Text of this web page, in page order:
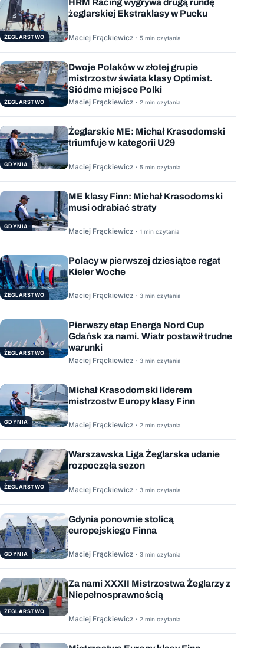
ŻEGLARSTWO
HRM Racing wygrywa drugą rundę
żeglarskiej Ekstraklasy w Pucku
Maciej Frąckiewicz · 5 min czytania
ŻEGLARSTWO
Dwoje Polaków w złotej grupie
mistrzostw świata klasy Optimist.
Siódme miejsce Polki
Maciej Frąckiewicz · 2 min czytania
GDYNIA
Żeglarskie ME: Michał Krasodomski
triumfuje w kategorii U29
Maciej Frąckiewicz · 5 min czytania
GDYNIA
ME klasy Finn: Michał Krasodomski
musi odrabiać straty
Maciej Frąckiewicz · 1 min czytania
ŻEGLARSTWO
Polacy w pierwszej dziesiątce regat
Kieler Woche
Maciej Frąckiewicz · 3 min czytania
ŻEGLARSTWO
Pierwszy etap Energa Nord Cup
Gdańsk za nami. Wiatr postawił trudne
warunki
Maciej Frąckiewicz · 3 min czytania
GDYNIA
Michał Krasodomski liderem
mistrzostw Europy klasy Finn
Maciej Frąckiewicz · 2 min czytania
ŻEGLARSTWO
Warszawska Liga Żeglarska udanie
rozpoczęła sezon
Maciej Frąckiewicz · 3 min czytania
GDYNIA
Gdynia ponownie stolicą
europejskiego Finna
Maciej Frąckiewicz · 3 min czytania
ŻEGLARSTWO
Za nami XXXII Mistrzostwa Żeglarzy z
Niepełnosprawnością
Maciej Frąckiewicz · 2 min czytania